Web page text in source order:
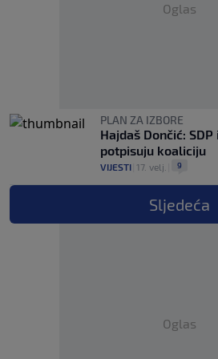
Oglas
PLAN ZA IZBORE
Hajdaš Dončić:
potpisuju koaliciju
VIJESTI 17. velj. 9
Sljedeća
Oglas